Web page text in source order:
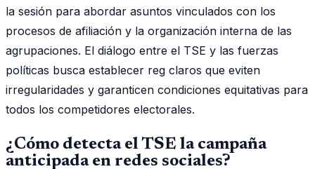
la sesión para abordar asuntos vinculados con los
procesos de afiliación y la organización interna de las
agrupaciones. El diálogo entre el TSE y las fuerzas
políticas busca establecer reg claros que eviten
irregularidades y garanticen condiciones equitativas para
todos los competidores electorales.
¿Cómo detecta el TSE la campaña
anticipada en redes sociales?